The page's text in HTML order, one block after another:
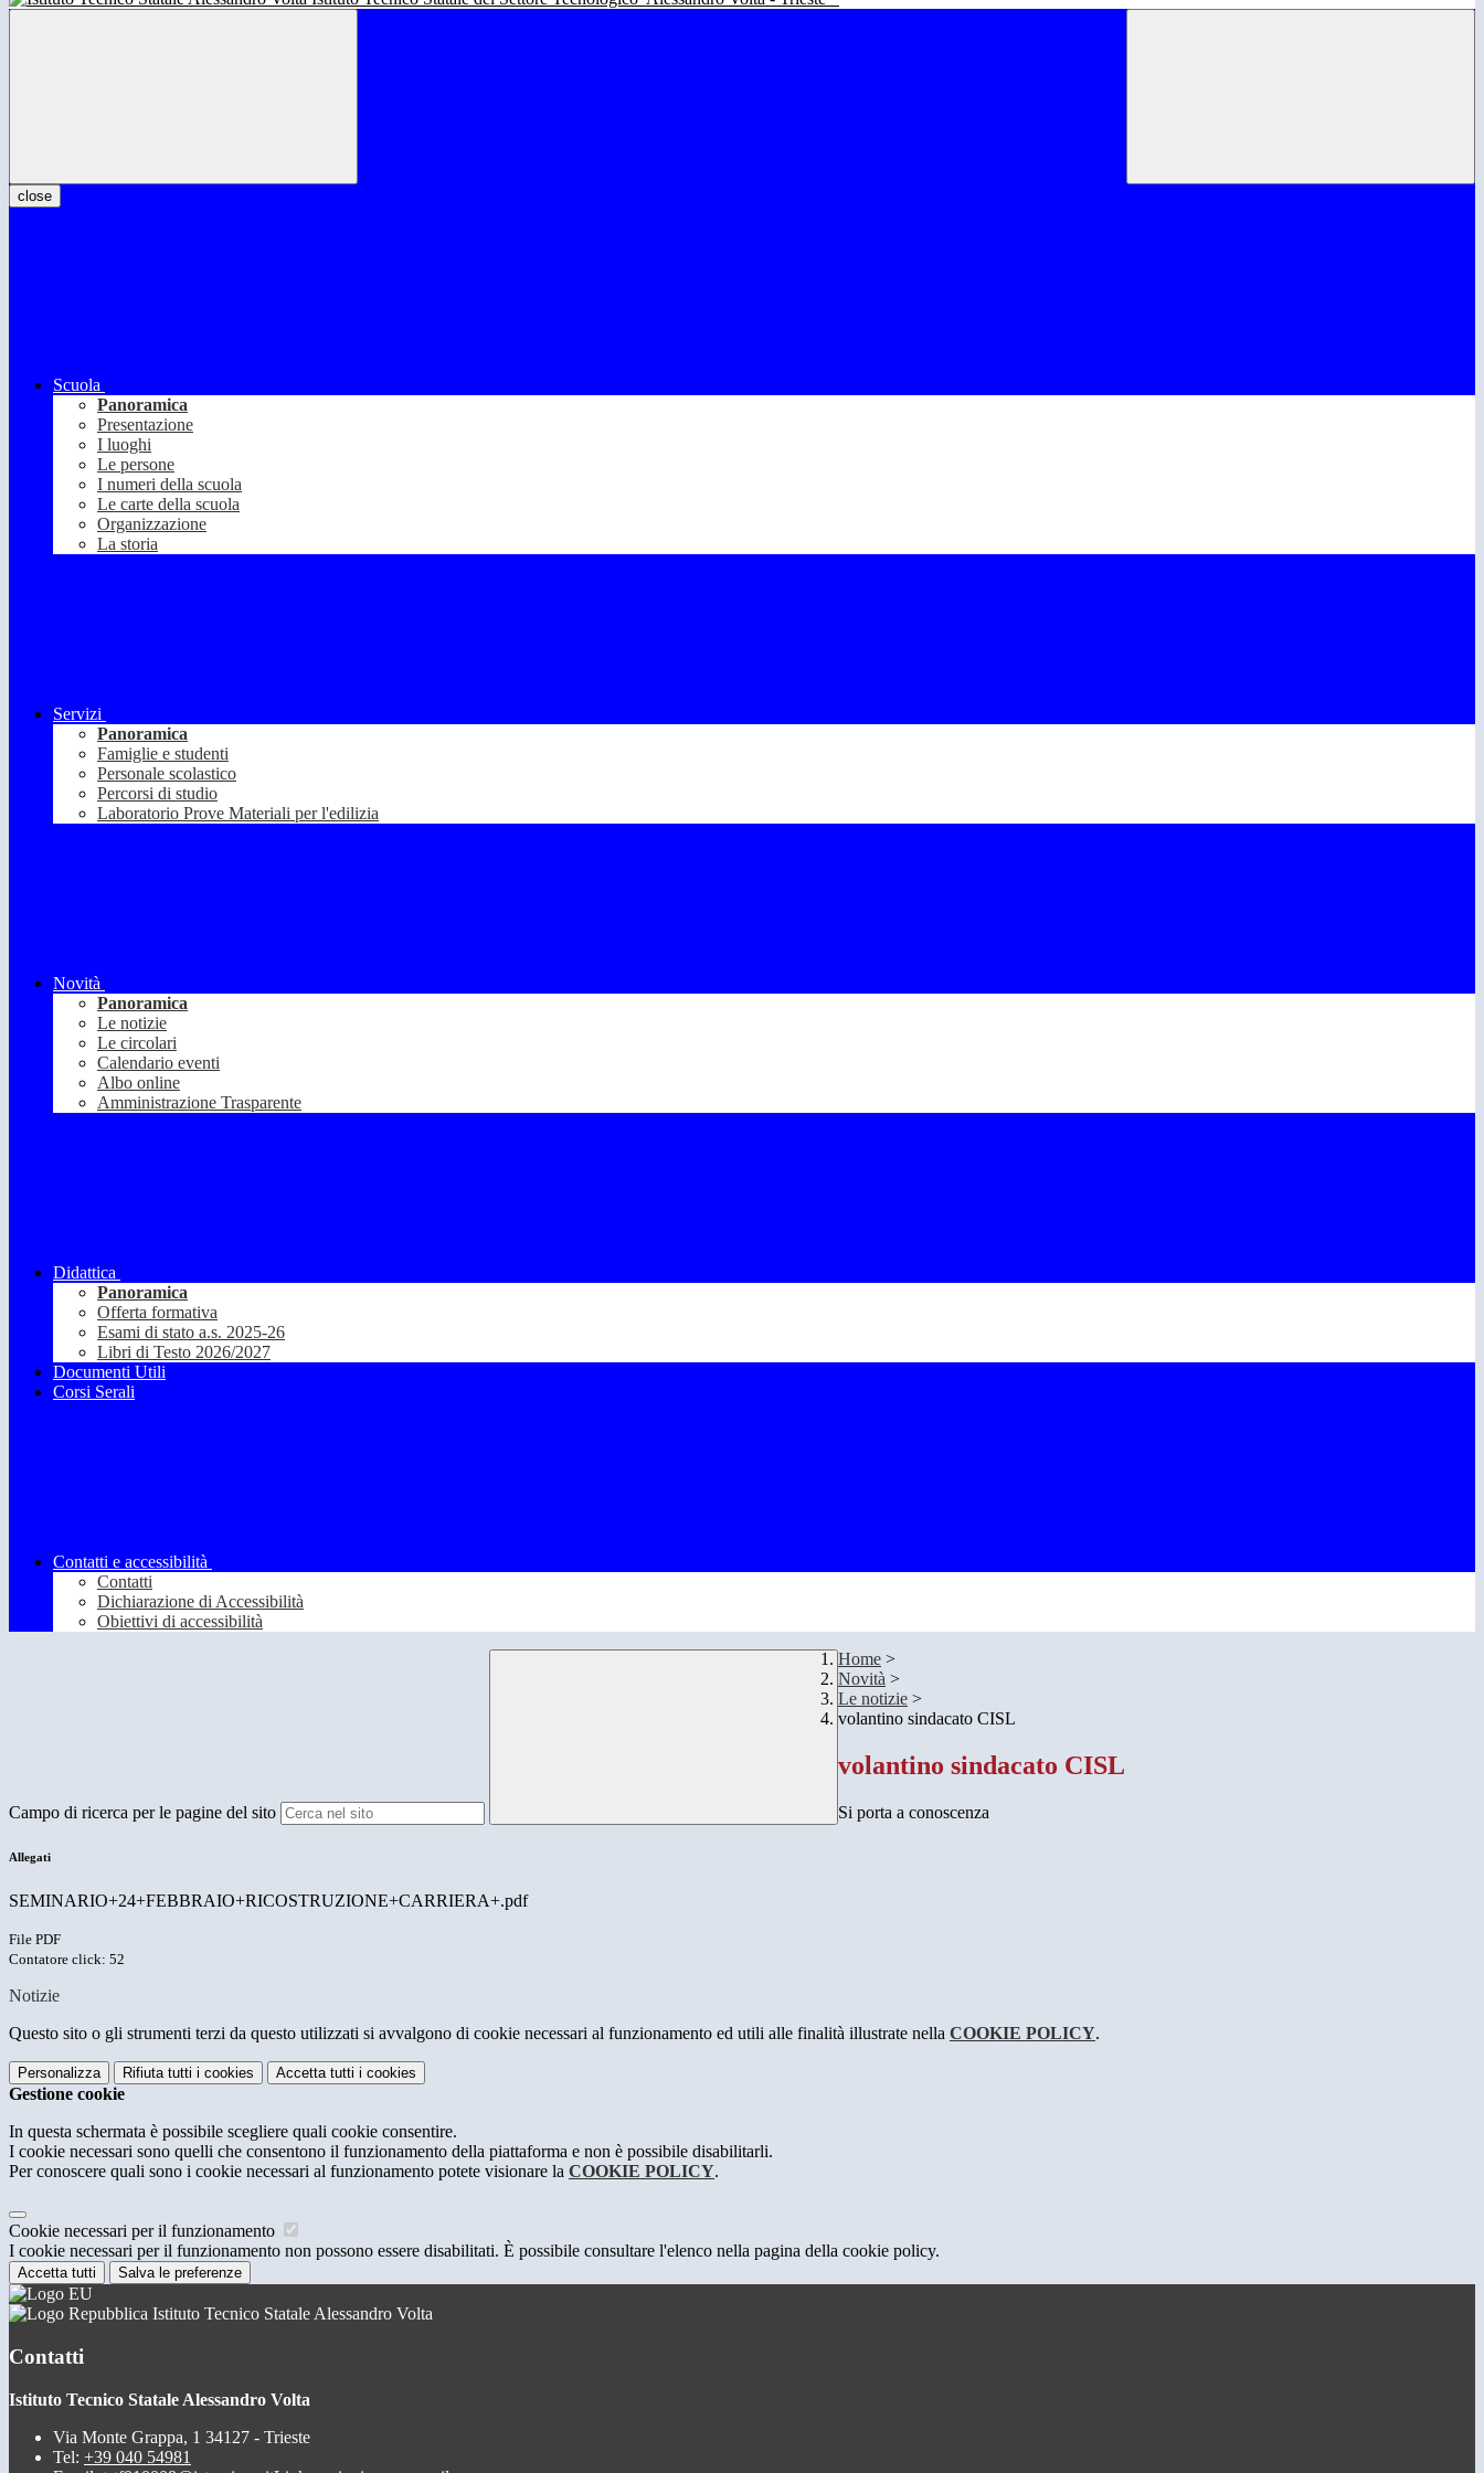
close
Scuola
Panoramica
Presentazione
I luoghi
Le persone
I numeri della scuola
Le carte della scuola
Organizzazione
La storia
Servizi
Panoramica
Famiglie e studenti
Personale scolastico
Percorsi di studio
Laboratorio Prove Materiali per l'edilizia
Novità
Panoramica
Le notizie
Le circolari
Calendario eventi
Albo online
Amministrazione Trasparente
Didattica
Panoramica
Offerta formativa
Esami di stato a.s. 2025-26
Libri di Testo 2026/2027
Documenti Utili
Corsi Serali
Contatti e accessibilità
Contatti
Dichiarazione di Accessibilità
Obiettivi di accessibilità
Campo di ricerca per le pagine del sito
Home >
Novità >
Le notizie >
volantino sindacato CISL
volantino sindacato CISL
Si porta a conoscenza
Allegati
SEMINARIO+24+FEBBRAIO+RICOSTRUZIONE+CARRIERA+.pdf
File PDF
Contatore click: 52
Notizie
Questo sito o gli strumenti terzi da questo utilizzati si avvalgono di cookie necessari al funzionamento ed utili alle finalità illustrate nella COOKIE POLICY.
Personalizza Rifiuta tutti i cookies Accetta tutti i cookies
Gestione cookie
In questa schermata è possibile scegliere quali cookie consentire.
I cookie necessari sono quelli che consentono il funzionamento della piattaforma e non è possibile disabilitarli.
Per conoscere quali sono i cookie necessari al funzionamento potete visionare la COOKIE POLICY.
Cookie necessari per il funzionamento
I cookie necessari per il funzionamento non possono essere disabilitati. È possibile consultare l'elenco nella pagina della cookie policy.
Accetta tutti Salva le preferenze
Istituto Tecnico Statale Alessandro Volta
Contatti
Istituto Tecnico Statale Alessandro Volta
Via Monte Grappa, 1 34127 - Trieste
Tel: +39 040 54981